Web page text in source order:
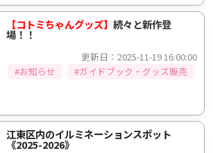
【コトミちゃんグッズ】 続々と新作登
場！！
更新日：2025-11-19 16:00:00
#お知らせ
#ガイドブック・グッズ販売
江東区内のイルミネーションスポット
《2025-2026》